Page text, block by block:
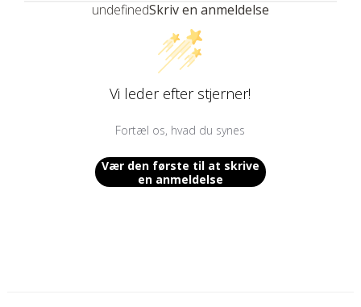
undefinedSkriv en anmeldelse
Vi leder efter stjerner!
Fortæl os, hvad du synes
Vær den første til at skrive
en anmeldelse